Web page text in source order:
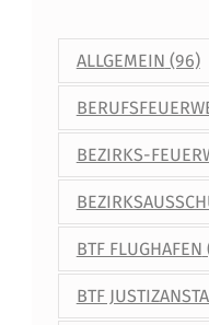
ALLGEMEIN (96)
BEZIRKS-
BTF FLUGHAFEN
BTF